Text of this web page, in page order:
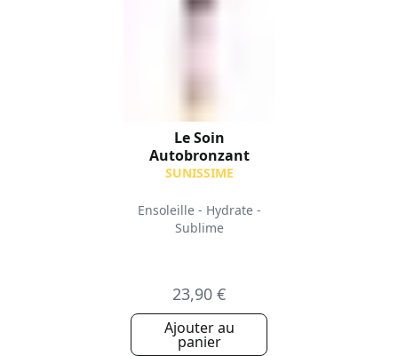
Le Soin
Autobronzant
SUNISSIME
Ensoleille - Hydrate -
Sublime
23,90 €
Ajouter au
panier